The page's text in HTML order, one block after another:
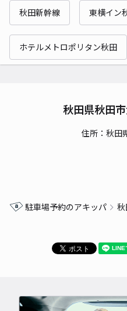
秋田新幹線 東横イン
ホテルメトロポリタン秋田
秋田県秋田
住所：秋田
駐車場予約のアキッパ